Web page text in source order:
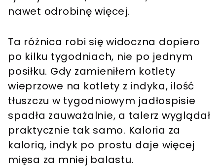
nawet odrobinę więcej.
Ta różnica robi się widoczna dopiero
po kilku tygodniach, nie po jednym
posiłku. Gdy zamieniłem kotlety
wieprzowe na kotlety z indyka, ilość
tłuszczu w tygodniowym jadłospisie
spadła zauważalnie, a talerz wyglądał
praktycznie tak samo. Kaloria za
kalorią, indyk po prostu daje więcej
mięsa za mniej balastu.